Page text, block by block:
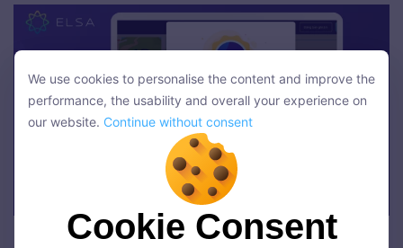
Thông báo bản ghi thành công
We use cookies to personalise the content and improve the
performance, the usability and overall your experience on
Continue without consent
Cookie Consent
We use cookies to personalise the content and improve the
performance, the usability and overall your experience on
our website. Continue without consent
Cookie Consent